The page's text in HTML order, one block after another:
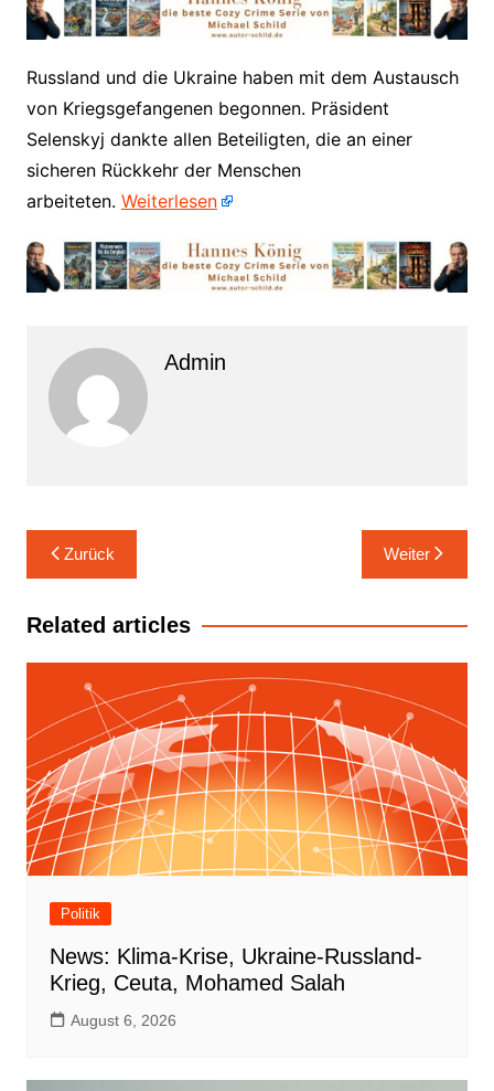
​Russland und die Ukraine haben mit dem Austausch
von Kriegsgefangenen begonnen. Präsident
Selenskyj dankte allen Beteiligten, die an einer
sicheren Rückkehr der Menschen
arbeiteten. Weiterlesen
Admin
Beitrags-
Navigation
Zurück Weiter
Related articles
Politik
News: Klima-Krise, Ukraine-Russland-
Krieg, Ceuta, Mohamed Salah
August 6, 2026